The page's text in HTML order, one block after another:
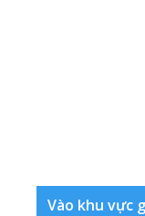
Vào khu vực